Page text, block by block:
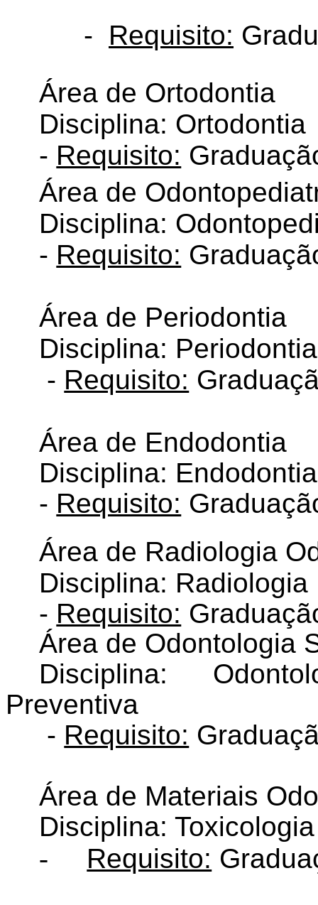
- Requisito:
Área de Ortodontia
Disciplina: Ortodontia
- Requisito:
Área de
Disciplina:
- Requisito:
Área de Periodontia
Disciplina: Periodontia
- Requisito:
Área de Endodontia
Disciplina: Endodontia
- Requisito:
Área de Radiologia
Disciplina: Radiologia
- Requisito:
Área de Odontologia
Disciplina:
Preventiva
- Requisito:
Área de Materiais
Disciplina:
-
Requisito: